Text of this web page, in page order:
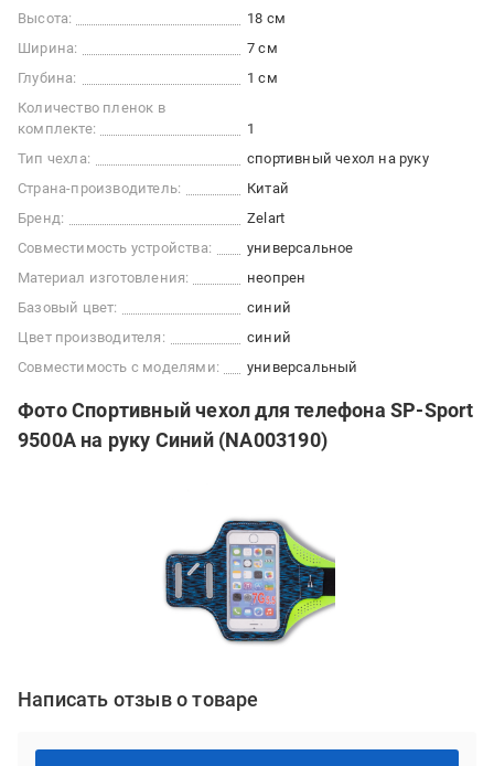
Высота:
18 см
Ширина:
7 см
Глубина:
1 см
Количество пленок в
комплекте:
1
Тип чехла:
спортивный чехол на руку
Страна-производитель:
Китай
Бренд:
Zelart
Совместимость устройства:
универсальное
Материал изготовления:
неопрен
Базовый цвет:
синий
Цвет производителя:
синий
Совместимость с моделями:
универсальный
Фото Спортивный чехол для телефона SP-Sport
9500A на руку Синий (NA003190)
Написать отзыв о товаре